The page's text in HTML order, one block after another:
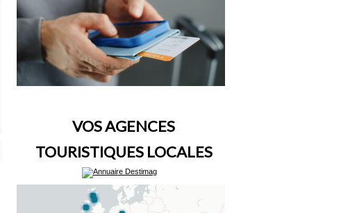
VOS AGENCES
TOURISTIQUES LOCALES